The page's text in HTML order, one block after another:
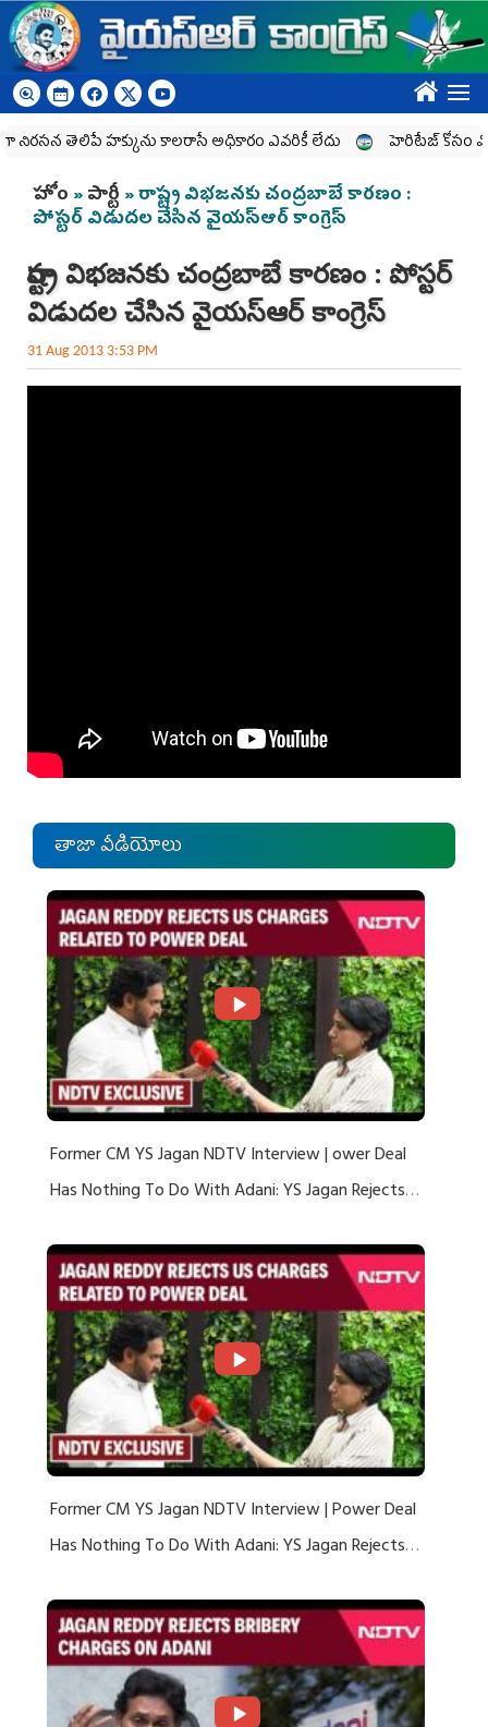
Skip to main content
????
తెలిపే హక్కును కాలరాసే అధికారం ఎవరికీ లేదు హెరిటేజ్ కోసం
You are here
హోం »పార్టీ » రాష్ట్ర విభజనకు చంద్రబాబే కారణం :
పోస్టర్ విడుదల చేసిన వైయస్ఆర్ కాంగ్రెస్
రాష్ట్ర విభజనకు చంద్రబాబే కారణం : పోస్టర్
విడుదల చేసిన వైయస్ఆర్ కాంగ్రెస్
31 Aug 2013 3:53 PM
తాజా వీడియోలు
Former CM YS Jagan NDTV Interview | ower Deal
Has Nothing To Do With Adani: YS Jagan Rejects
Former CM YS Jagan NDTV Interview | Power Deal
Has Nothing To Do With Adani: YS Jagan Rejects